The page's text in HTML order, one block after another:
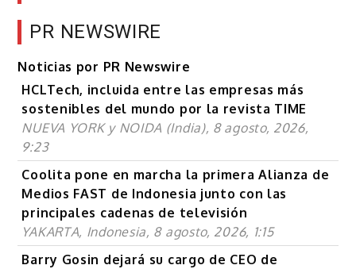
PR NEWSWIRE
Noticias por PR Newswire
HCLTech, incluida entre las empresas más
sostenibles del mundo por la revista TIME
NUEVA YORK y NOIDA (India), 8 agosto, 2026,
9:23
Coolita pone en marcha la primera Alianza de
Medios FAST de Indonesia junto con las
principales cadenas de televisión
YAKARTA, Indonesia, 8 agosto, 2026, 1:15
Barry Gosin dejará su cargo de CEO de